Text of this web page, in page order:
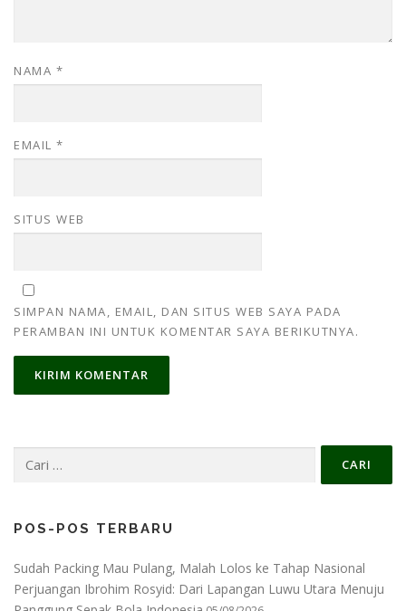
NAMA *
EMAIL *
SITUS WEB
SIMPAN NAMA, EMAIL, DAN SITUS WEB SAYA PADA
PERAMBAN INI UNTUK KOMENTAR SAYA BERIKUTNYA.
untuk:
POS-POS TERBARU
Sudah Packing Mau Pulang, Malah Lolos ke Tahap Nasional
Perjuangan Ibrohim Rosyid: Dari Lapangan Luwu Utara Menuju